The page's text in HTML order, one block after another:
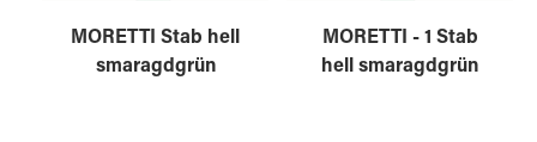
MORETTI Stab hell
smaragdgrün
MORETTI - 1 Stab
hell smaragdgrün